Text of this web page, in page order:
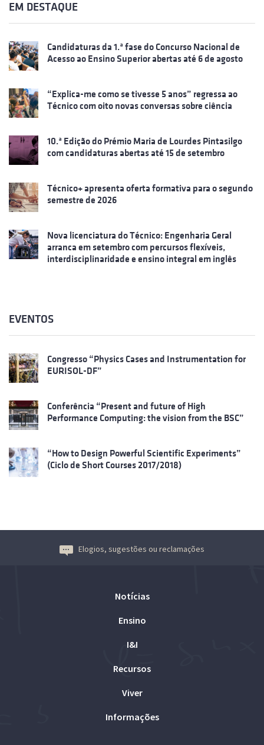
EM DESTAQUE
Candidaturas da 1.ª fase do Concurso Nacional de
Acesso ao Ensino Superior abertas até 6 de agosto
“Explica-me como se tivesse 5 anos” regressa ao
Técnico com oito novas conversas sobre ciência
10.ª Edição do Prémio Maria de Lourdes Pintasilgo
com candidaturas abertas até 15 de setembro
Técnico+ apresenta oferta formativa para o segundo
semestre de 2026
Nova licenciatura do Técnico: Engenharia Geral
arranca em setembro com percursos flexíveis,
interdisciplinaridade e ensino integral em inglês
EVENTOS
Congresso “Physics Cases and Instrumentation for
EURISOL-DF”
Conferência “Present and future of High
Performance Computing: the vision from the BSC”
“How to Design Powerful Scientific Experiments”
(Ciclo de Short Courses 2017/2018)
Elogios, sugestões ou reclamações
Notícias
Ensino
I&I
Recursos
Viver
Informações